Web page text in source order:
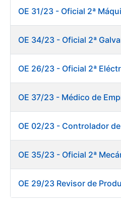
OE 34/23 - Oficial 2ª
OE 37/23 - Médico de
OE 02/23 - Controlador